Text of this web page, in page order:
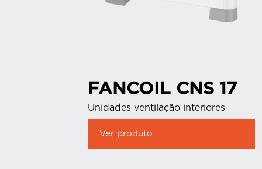
FANCOIL CNS 17
Unidades ventilação interiores
Ver produto